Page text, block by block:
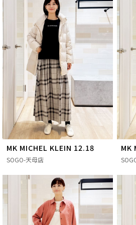
MK MICHEL KLEIN 12.18
SOGO-天母店
MK